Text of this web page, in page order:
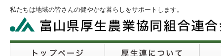
私たちは地域の皆さんの健やかな暮らしをサポートします。